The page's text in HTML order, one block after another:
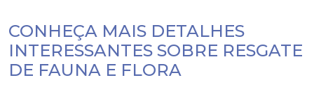
CONHEÇA MAIS DETALHES
INTERESSANTES SOBRE RESGATE
DE FAUNA E FLORA